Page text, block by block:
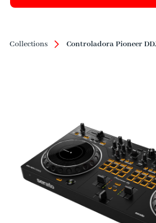
Deco
Collections Controladora Pioneer